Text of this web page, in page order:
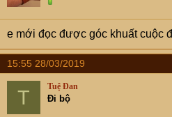
tìm kiếm tư liệu như cụ
thuần là những khám phá của
1 ofer . Không phải vô cớ mà
tư liệu của một trường học .
http://www.otofun.net/threads/
e mới đọc được góc khuất cuộc
15:55 28/03/2019
T Tuệ Đan
Đi bộ